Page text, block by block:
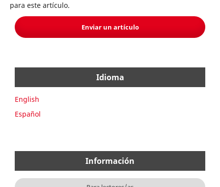
para este artículo.
Enviar un artículo
Idioma
English
Español
Información